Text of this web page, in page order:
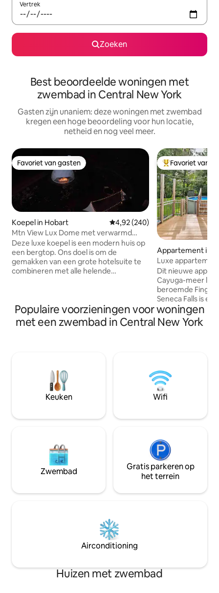
Vertrek
Zoeken
Best beoordeelde woningen met
zwembad in Central New York
Gasten zijn unaniem: deze woningen met zwembad
kregen een hoge beoordeling voor hun locatie,
netheid en nog veel meer.
Favoriet van gasten
Favoriet van gasten
Koepel in Hobart Gemiddelde beoordeling van
4,92 (240)
Mtn View Lux Dome met verwarmd
dompelbad
Deze luxe koepel is een modern huis op
een bergtop. Ons doel is om de
gemakken van een grote hotelsuite te
combineren met alle helende
het bos. Geschikt voor
langetermijnverblijven in WFH! We
hebben glasvezelinternet (ethernet
Vraag me naar een speciaal aanbod voor
langetermijnverblijven. (14 dagen +)
Topfavoriet van
Favoriet van
Appartement in
Luxe
een
Dit nieuwe
Cayuga-meer ligt
beroemde Finger
Seneca Falls is
rustige
tientallen
parken,
Privézwembad,
slaapkamers,
badkamer,
HD-tv's in
Populaire voorzieningen voor woningen
met een zwembad in Central New York
Keuken Wifi
Zwembad
Gratis parkeren op
het terrein
Airconditioning
Huizen met zwembad